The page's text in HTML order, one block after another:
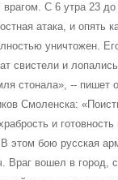
врагом. С 6 утра 23
атака, и опять
уничтожен.
свистели и
стонала», -- пишет
Смоленска:
и
этом бою русская
Враг вошел в город,